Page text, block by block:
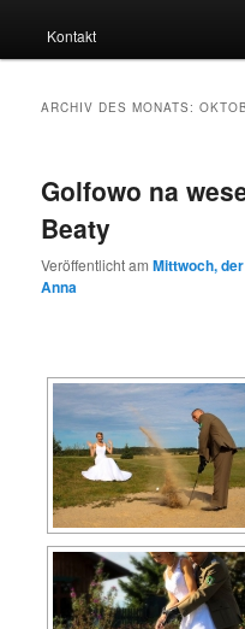
Kontakt
ARCHIV DES MONATS:
Golfowo na
Beaty
Veröffentlicht amMittwoch,
Anna